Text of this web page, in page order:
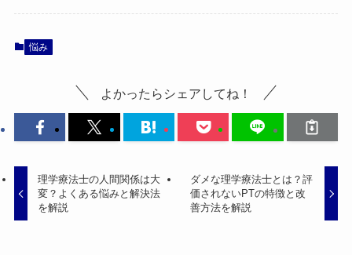
悩み
よかったらシェアしてね！
理学療法士の人間関係は大
変？よくある悩みと解決法
を解説
ダメな理学療法士とは？評
価されないPTの特徴と改
善方法を解説